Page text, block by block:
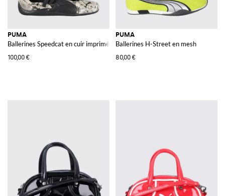
PUMA
Ballerines Speedcat en cuir imprimé python
100,00 €
PUMA
Ballerines H-Street en mesh
80,00 €